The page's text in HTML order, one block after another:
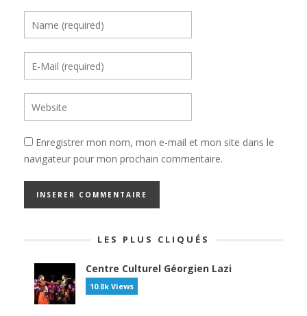
Enregistrer mon nom, mon e-mail et mon site dans le
navigateur pour mon prochain commentaire.
LES PLUS CLIQUÉS
Centre Culturel Géorgien Lazi
10.8k Views